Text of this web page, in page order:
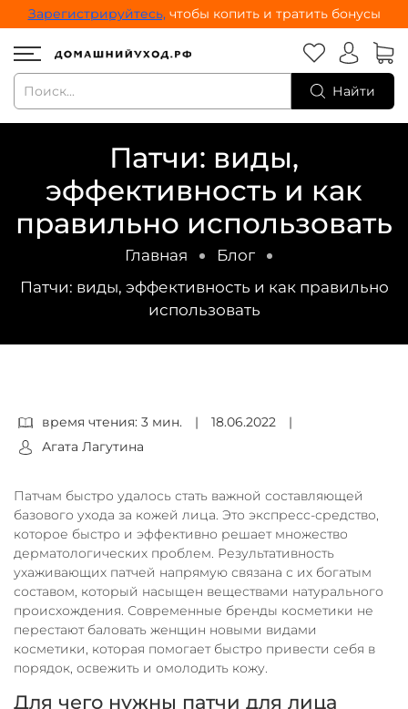
Зарегистрируйтесь,чтобы копить и тратить бонусы
Найти
Патчи: виды,
эффективность и как
правильно использовать
Главная
Блог
Патчи: виды, эффективность и как правильно
использовать
время чтения: 3 мин. | 18.06.2022
|
Агата Лагутина
Патчам быстро удалось стать важной составляющей
базового ухода за кожей лица. Это экспресс-средство,
которое быстро и эффективно решает множество
дерматологических проблем. Результативность
ухаживающих патчей напрямую связана с их богатым
составом, который насыщен веществами натурального
происхождения. Современные бренды косметики не
перестают баловать женщин новыми видами
косметики, которая помогает быстро привести себя в
порядок, освежить и омолодить кожу.
Для чего нужны патчи для лица